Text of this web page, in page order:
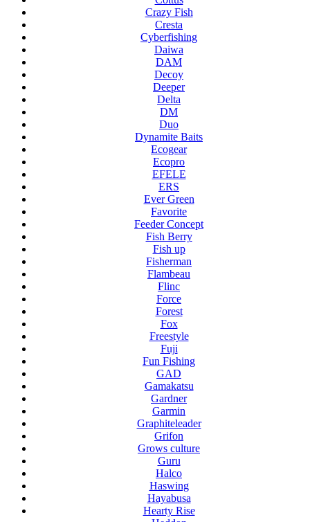
Crazy Fish
Cresta
Cyberfishing
Daiwa
DAM
Decoy
Deeper
Delta
DM
Duo
Dynamite Baits
Ecogear
Ecopro
EFELE
ERS
Ever Green
Favorite
Feeder Concept
Fish Berry
Fish up
Fisherman
Flambeau
Flinc
Force
Forest
Fox
Freestyle
Fuji
Fun Fishing
GAD
Gamakatsu
Gardner
Garmin
Graphiteleader
Grifon
Grows culture
Guru
Halco
Haswing
Hayabusa
Hearty Rise